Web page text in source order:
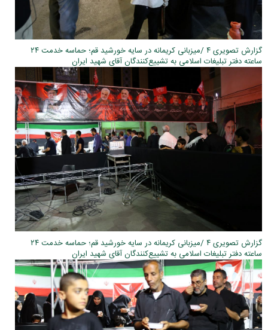
گزارش تصویری ۴ /میزبانی کریمانه در سایه خورشید قم؛ حماسه خدمت ۲۴
ساعته دفتر تبلیغات اسلامی به تشییع‌کنندگان آقای شهید ایران
گزارش تصویری ۴ /میزبانی کریمانه در سایه خورشید قم؛ حماسه خدمت ۲۴
ساعته دفتر تبلیغات اسلامی به تشییع‌کنندگان آقای شهید ایران